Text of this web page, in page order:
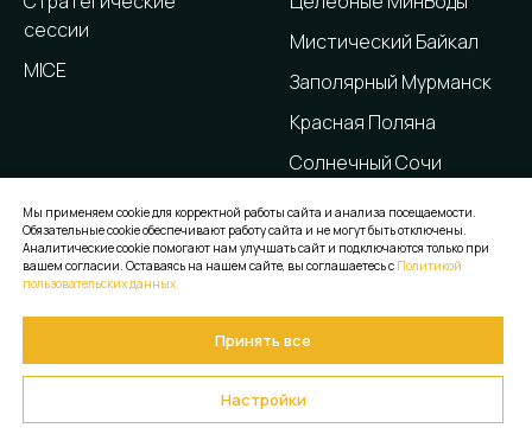
сессии
MICE
Мистический Байкал
Заполярный Мурманск
Красная Поляна
Солнечный Сочи
Лазурная Анапа
Живописный Геленджик
Радушный Краснодар
Самобытная Тыва
Компания
Мы применяем cookie для корректной работы сайта и анализа посещаемости.
Обязательные cookie обеспечивают работу сайта и не могут быть отключены.
Аналитические cookie помогают нам улучшать сайт и подключаются только при
вашем согласии. Оставаясь на нашем сайте, вы соглашаетесь с Политикой
пользовательских данных.
Принять все
Настройки